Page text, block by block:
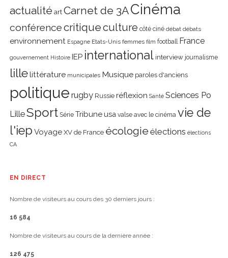
actualité art Carnet de 3ACinéma
conférencecritiqueculture côté ciné débat débats
environnement Espagne Etats-Unis femmes film football France
gouvernement Histoire IEP international interview journalisme
lillelittérature municipales Musique paroles d'anciens
politique rugby Russie réflexion Santé Sciences Po
LilleSport Série Tribune usa valse avec le cinéma vie de
l'iep Voyage XV de France écologie élections élections
CA
EN DIRECT
Nombre de visiteurs au cours des 30 derniers jours :
16 584
Nombre de visiteurs au cours de la dernière année :
126 475